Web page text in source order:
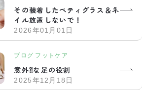
その装着したペティグラス＆ネ
イル放置しないで！
2026年01月01日
ブログ フットケア
意外⁈な足の役割
2025年12月18日